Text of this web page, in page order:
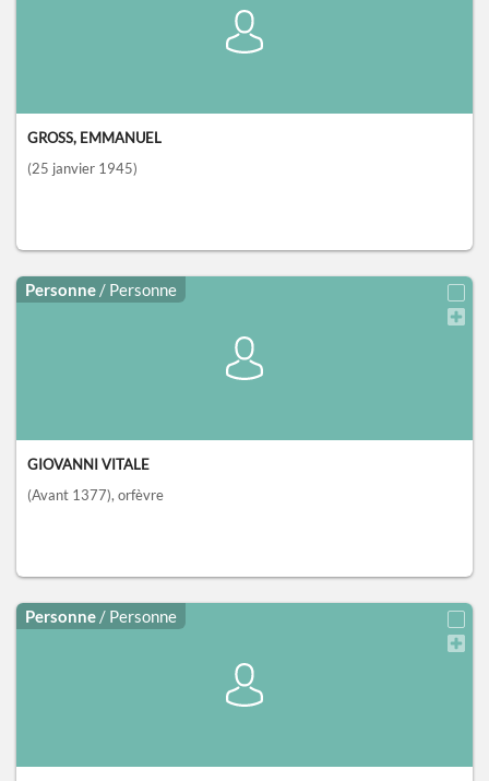
GROSS, EMMANUEL
(25 janvier 1945)
Personne / Personne
GIOVANNI VITALE
(Avant 1377), orfèvre
Personne / Personne